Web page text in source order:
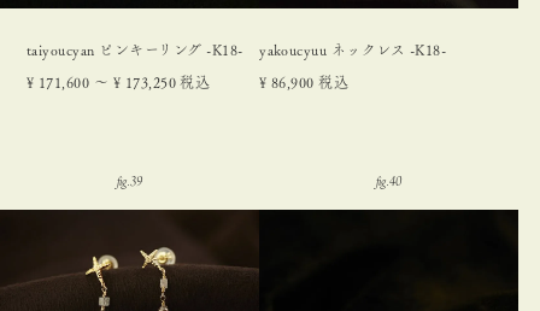
taiyoucyan ピンキーリング -K18-
¥ 171,600 〜 ¥ 173,250 税込
yakoucyuu ネックレス -K18-
¥ 86,900 税込